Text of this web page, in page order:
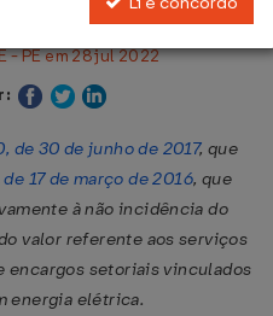
- PE em 28 jul 2022
de 30 de junho de 2017, que
de 17 de março de 2016, que
à não incidência do
valor referente aos serviços
encargos setoriais vinculados
energia elétrica.